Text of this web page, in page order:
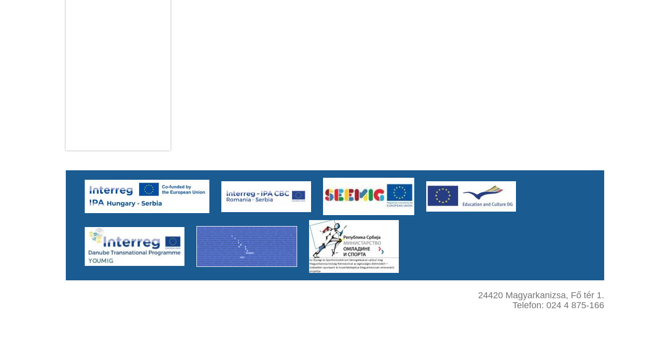
24420 Magyarkanizsa, Fő tér 1.
Telefon: 024 4 875-166